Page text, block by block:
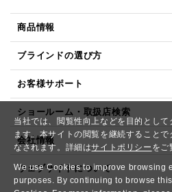
当社では、閲覧性向上などを目的とし
ます。本サイトの閲覧を継続すること
なされます。詳細はサイトポリシー をご
We use Cookies to improve browsing
purposes. By continuing to browse
商品情報
ブラインドの選び方
お客様サポート
ショールーム・取扱店検索
会社情報
ウェブサイトについて